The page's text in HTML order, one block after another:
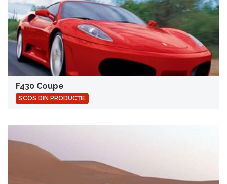
F430 Coupe
SCOS DIN PRODUCȚIE